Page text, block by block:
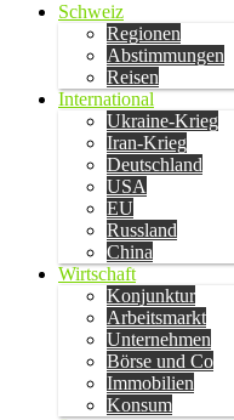
Schweiz
Regionen
Abstimmungen
Reisen
International
Ukraine-Krieg
Iran-Krieg
Deutschland
USA
EU
Russland
China
Wirtschaft
Konjunktur
Arbeitsmarkt
Unternehmen
Börse und Co
Immobilien
Konsum